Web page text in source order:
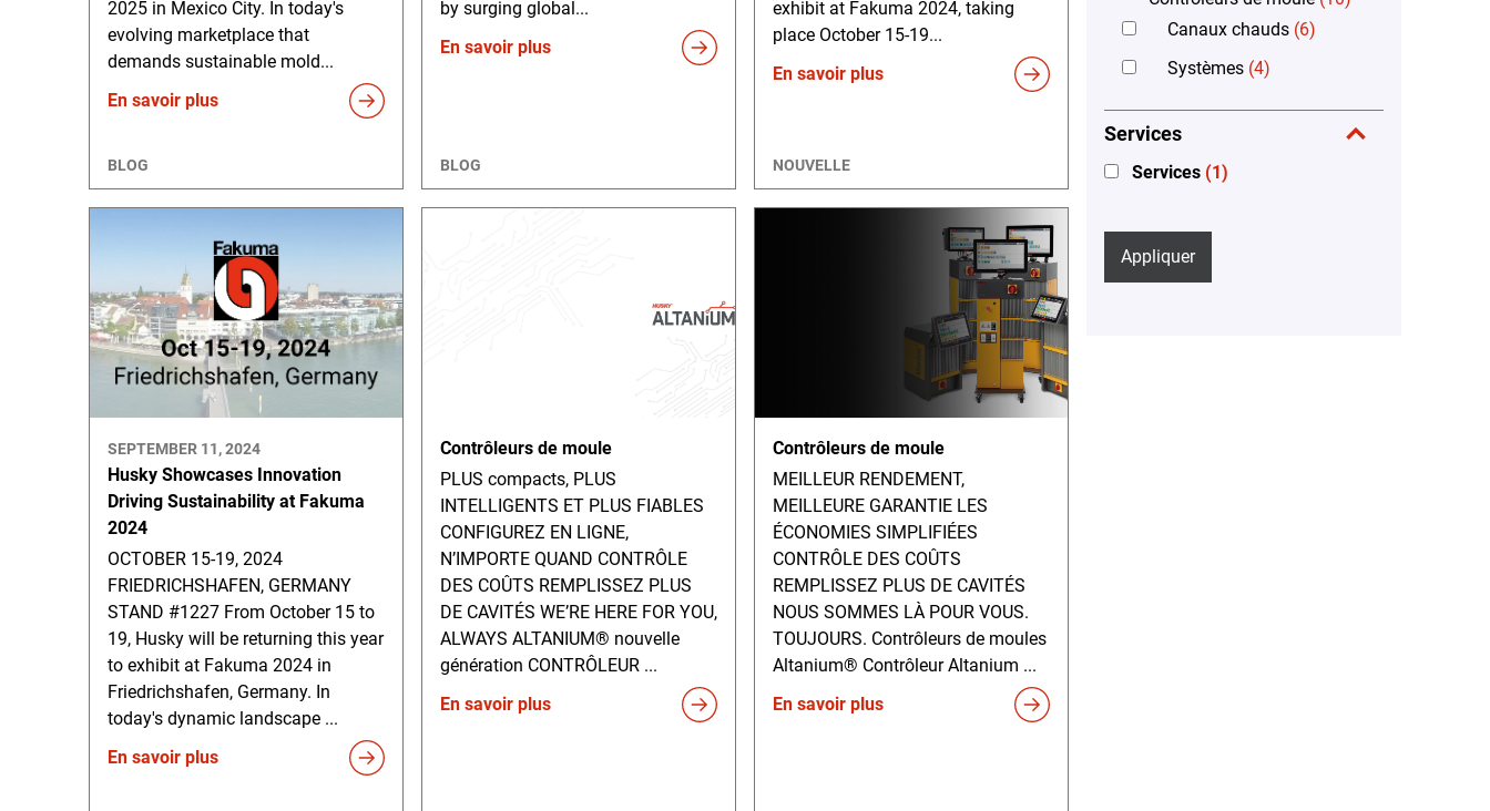
2025 in Mexico City. In today's
evolving marketplace that
demands sustainable mold...
En savoir plus
BLOG
by surging global...
En savoir plus
BLOG
exhibit at Fakuma 2024, taking
place October 15-19...
En savoir plus
NOUVELLE
SEPTEMBER 11, 2024
Husky Showcases Innovation
Driving Sustainability at Fakuma
2024
OCTOBER 15-19, 2024
FRIEDRICHSHAFEN, GERMANY
STAND #1227 From October 15 to
19, Husky will be returning this year
to exhibit at Fakuma 2024 in
Friedrichshafen, Germany. In
today's dynamic landscape ...
En savoir plus
Contrôleurs de moule
PLUS compacts, PLUS
INTELLIGENTS ET PLUS FIABLES
CONFIGUREZ EN LIGNE,
N’IMPORTE QUAND CONTRÔLE
DES COÛTS REMPLISSEZ PLUS
DE CAVITÉS WE’RE HERE FOR YOU,
ALWAYS ALTANIUM® nouvelle
génération CONTRÔLEUR ...
En savoir plus
Contrôleurs de moule
MEILLEUR RENDEMENT,
MEILLEURE GARANTIE LES
ÉCONOMIES SIMPLIFIÉES
CONTRÔLE DES COÛTS
REMPLISSEZ PLUS DE CAVITÉS
NOUS SOMMES LÀ POUR VOUS.
TOUJOURS. Contrôleurs de moules
Altanium® Contrôleur Altanium ...
En savoir plus
Canaux chauds (6)
Systèmes (4)
Services
Services (1)
Appliquer